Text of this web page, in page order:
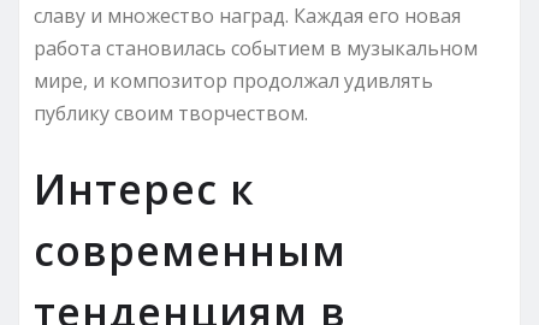
славу и множество наград. Каждая его новая
работа становилась событием в музыкальном
мире, и композитор продолжал удивлять
публику своим творчеством.
Интерес к
современным
тенденциям в